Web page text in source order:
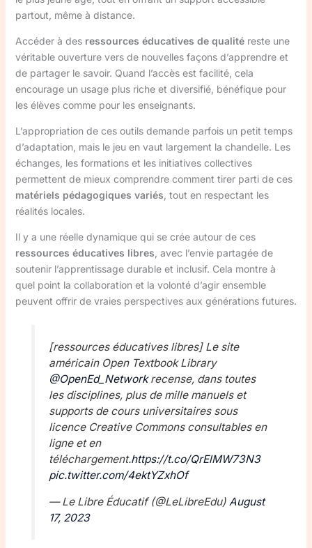
partout, même à distance.
Accéder à des ressources éducatives de qualitéreste une
véritable ouverture vers de nouvelles façons d’apprendre et
de partager le savoir. Quand l’accès est facilité, cela
encourage un usage plus riche et diversifié, bénéfique pour
les élèves comme pour les enseignants.
L’appropriation de ces outils demande parfois un petit temps
d’adaptation, mais le jeu en vaut largement la chandelle. Les
échanges, les formations et les initiatives collectives
permettent de mieux comprendre comment tirer parti de ces
matériels pédagogiques variés , tout en respectant les
réalités locales.
Il y a une réelle dynamique qui se crée autour de ces
ressources éducatives libres , avec l’envie partagée de
soutenir l’apprentissage durable et inclusif. Cela montre à
quel point la collaboration et la volonté d’agir ensemble
peuvent offrir de vraies perspectives aux générations futures.
[ressources éducatives libres] Le site
américain Open Textbook Library
@OpenEd_Networkrecense, dans toutes
les disciplines, plus de mille manuels et
supports de cours universitaires sous
licence Creative Commons consultables en
ligne et en
téléchargement.https://t.co/QrElMW73N3
pic.twitter.com/4ektYZxhOf
— Le Libre Éducatif (@LeLibreEdu) August
17, 2023